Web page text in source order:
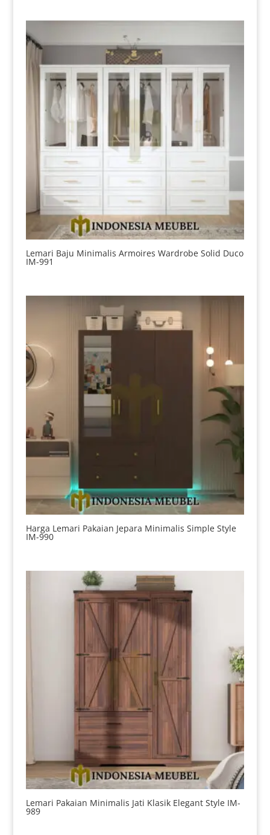
Lemari Baju Minimalis Armoires Wardrobe Solid Duco
IM-991
Harga Lemari Pakaian Jepara Minimalis Simple Style
IM-990
Lemari Pakaian Minimalis Jati Klasik Elegant Style IM-
989